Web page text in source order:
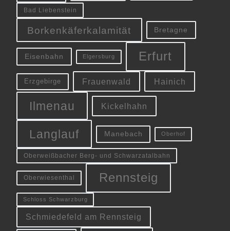
Bad Liebenstein
Borkenkäferkalamität Bretagne
Eisenbahn Elgersburg Erfurt
Erzgebirge Frauenwald Hainich
Ilmenau Kickelhahn
Langlauf Manebach Oberhof
Oberweißbacher Berg- und Schwarzatalbahn
Oberwiesenthal Rennsteig
Schloss Schwarzburg
Schmiedefeld am Rennsteig